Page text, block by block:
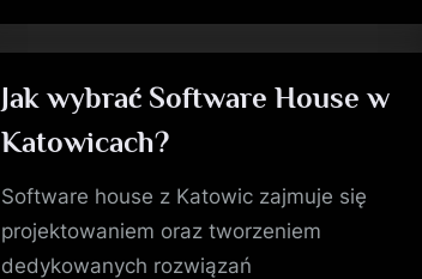
Jak wybrać Software House w
Katowicach?
Software house z Katowic zajmuje się
projektowaniem oraz tworzeniem
dedykowanych rozwiązań